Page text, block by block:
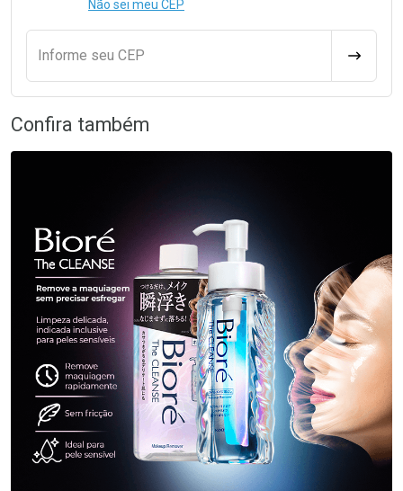
Não sei meu CEP
Informe seu CEP
Confira também